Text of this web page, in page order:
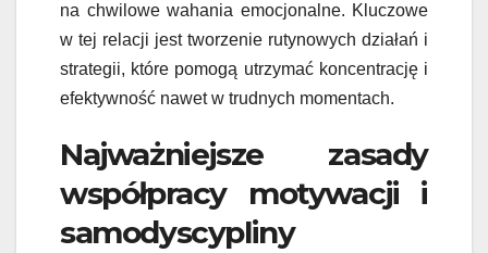
na chwilowe wahania emocjonalne. Kluczowe
w tej relacji jest tworzenie rutynowych działań i
strategii, które pomogą utrzymać koncentrację i
efektywność nawet w trudnych momentach.
Najważniejsze zasady
współpracy motywacji i
samodyscypliny